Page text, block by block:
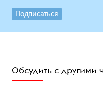
Подписаться
Обсудить с другими